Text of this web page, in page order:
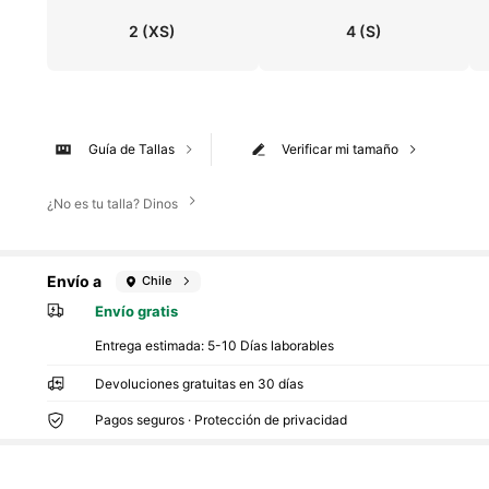
2 (XS) 4(S)
Verificar mi tamaño
Guía de Tallas
¿No es tu talla? Dinos
Envío a Chile
Envío gratis
Entrega estimada: 5-10 Días laborables
Devoluciones gratuitas en 30 días
Pagos seguros · Protección de privacidad